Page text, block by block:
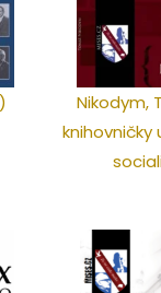
Nikodym,